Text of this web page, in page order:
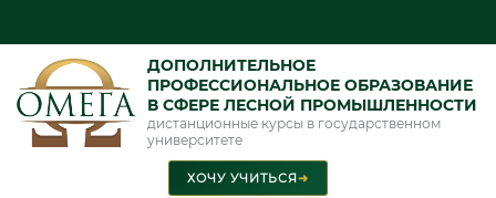
ДОПОЛНИТЕЛЬНОЕ
ПРОФЕССИОНАЛЬНОЕ ОБРАЗОВАНИЕ
В СФЕРЕ ЛЕСНОЙ ПРОМЫШЛЕННОСТИ
дистанционные курсы в государственном
университете
ХОЧУ УЧИТЬСЯ➜